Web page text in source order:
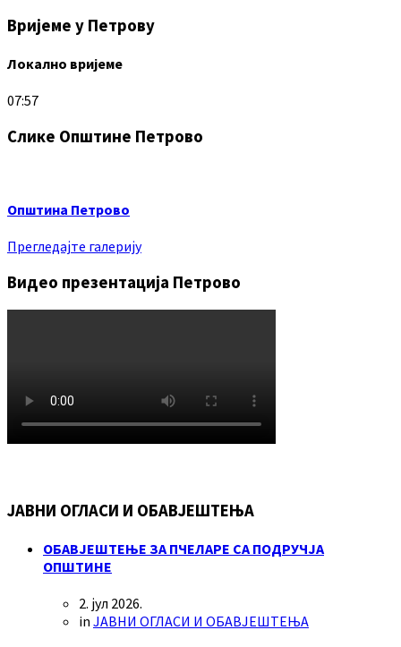
Вријеме у Петрову
Локално вријеме
07:57
Слике Општине Петрово
Општина Петрово
Прегледајте галерију
Видео презентација Петрово
ЈАВНИ ОГЛАСИ И ОБАВЈЕШТЕЊА
ОБАВЈЕШТЕЊЕ ЗА ПЧЕЛАРЕ СА ПОДРУЧЈА
ОПШТИНЕ
2. јул 2026.
in ЈАВНИ ОГЛАСИ И ОБАВЈЕШТЕЊА